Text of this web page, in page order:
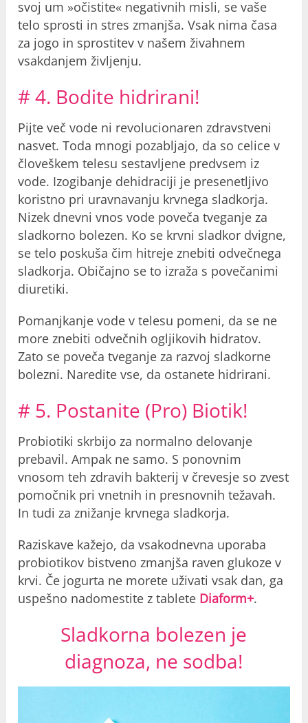
svoj um »očistite« negativnih misli, se vaše
telo sprosti in stres zmanjša. Vsak nima časa
za jogo in sprostitev v našem živahnem
vsakdanjem življenju.
# 4. Bodite hidrirani!
Pijte več vode ni revolucionaren zdravstveni
nasvet. Toda mnogi pozabljajo, da so celice v
človeškem telesu sestavljene predvsem iz
vode. Izogibanje dehidraciji je presenetljivo
koristno pri uravnavanju krvnega sladkorja.
Nizek dnevni vnos vode poveča tveganje za
sladkorno bolezen. Ko se krvni sladkor dvigne,
se telo poskuša čim hitreje znebiti odvečnega
sladkorja. Običajno se to izraža s povečanimi
diuretiki.
Pomanjkanje vode v telesu pomeni, da se ne
more znebiti odvečnih ogljikovih hidratov.
Zato se poveča tveganje za razvoj sladkorne
bolezni. Naredite vse, da ostanete hidrirani.
# 5. Postanite (Pro) Biotik!
Probiotiki skrbijo za normalno delovanje
prebavil. Ampak ne samo. S ponovnim
vnosom teh zdravih bakterij v črevesje so zvest
pomočnik pri vnetnih in presnovnih težavah.
In tudi za znižanje krvnega sladkorja.
Raziskave kažejo, da vsakodnevna uporaba
probiotikov bistveno zmanjša raven glukoze v
krvi. Če jogurta ne morete uživati ​​vsak dan, ga
uspešno nadomestite z tablete Diaform+.
Sladkorna bolezen je
diagnoza, ne sodba!